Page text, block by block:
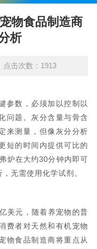
物食品制造商
析
击次数：1913
参数，必须加以控制以
问题。灰分含量与骨含
来测量，但像灰分分析
短的时间内提供可比的
炉在大约30分钟内即可
无需使用化学试剂。
美元，随着养宠物的普
费者对天然和有机宠物
物食品制造商将重点从